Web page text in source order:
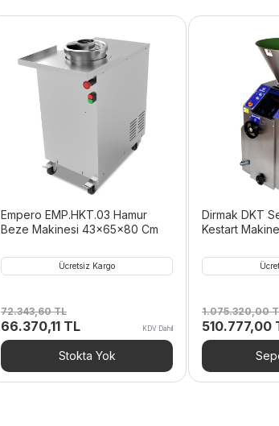
Empero EMP.HKT.03 Hamur
Beze Makinesi 43x65x80 Cm
Ücretsiz Kargo
72.343,60TL
Orijinal
fiyat:
72.343,60 TL.
66.370,11 TL
andaki
fiyat:
66.370,11 TL.
KDV Dahil
Stokta Yok
Dirmak DKT Serisi Volumetrik
Kestart
1.075.320,00
Orijinal
fiyat:
510.777,00